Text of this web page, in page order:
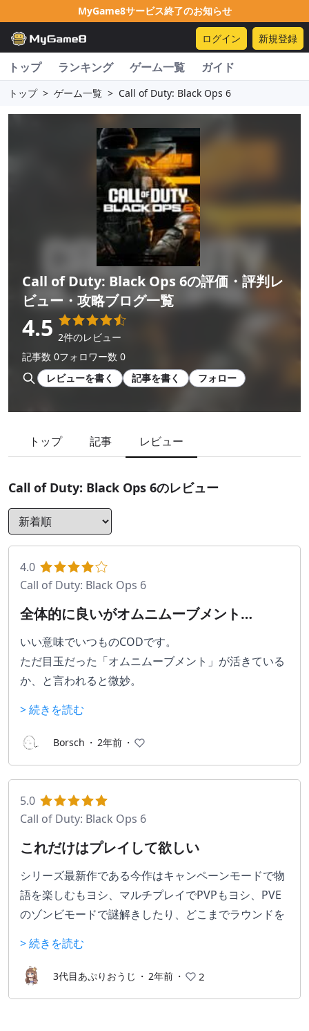
MyGame8サービス終了のお知らせ
ログイン 新規登録
トップ ランキング ゲーム一覧 ガイド
トップ > ゲーム一覧 > Call of Duty: Black Ops 6
Call of Duty: Black Ops 6の評価・評判レ
ビュー・攻略ブログ一覧
4.5 2件のレビュー
記事数 0フォロワー数 0
レビューを書く
記事を書く フォロー
トップ 記事 レビュー
Call of Duty: Black Ops 6のレビュー
4.0
Call of Duty: Black Ops 6
全体的に良いがオムニムーブメント
は・・・
いい意味でいつものCODです。
ただ目玉だった「オムニムーブメント」が活きている
か、と言われると微妙。
プレイし放題なのでそういった意味でもおすすめでき
るナンバリングです
> 続きを読む
Borsch ・ 2年前 ・
5.0
Call of Duty: Black Ops 6
これだけはプレイして欲しい
シリーズ最新作である今作はキャンペーンモードで物
語を楽しむもヨシ、マルチプレイでPVPもヨシ、PVE
のゾンビモードで謎解きしたり、どこまでラウンドを
解放するのもヨシ！
沢山のやり込み要素が満載です！
> 続きを読む
3代目あぷりおうじ ・ 2年前 ・ 2